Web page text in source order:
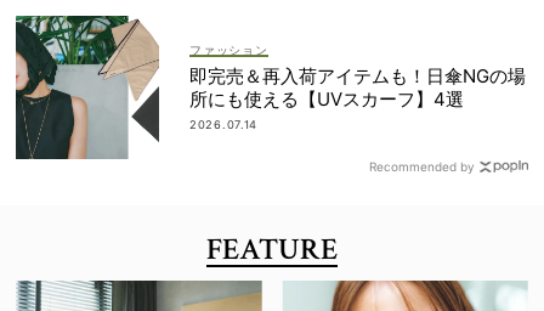
ファッション
即完売＆再入荷アイテムも！日傘NGの場
所にも使える【UVスカーフ】4選
2026.07.14
Recommended by
FEATURE